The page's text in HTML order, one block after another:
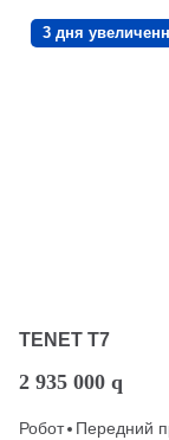
3 дня
TENET T7
2 935 000 q
Робот Передний